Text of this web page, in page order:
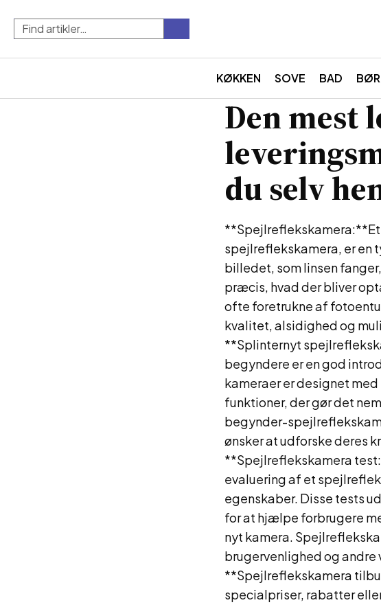
KØKKEN SOVE BAD
Den mest
du selv
spejlreflekskamera, er en
billedet, som linsen
præcis, hvad der bliver
ofte foretrukne af
kvalitet, alsidighed og
**Splinternyt
begyndere er en god
kameraer er designet
funktioner, der gør det
begynder-
ønsker at udforske deres
**Spejlreflekskamera
evaluering af et
egenskaber. Disse tests
for at hjælpe forbrugere
nyt kamera.
brugervenlighed og
**Spejlreflekskamera
specialpriser, rabatter